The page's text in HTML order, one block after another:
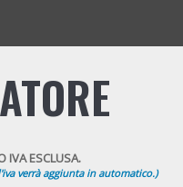
IVA ESCLUSA.
verrà aggiunta in automatico.)